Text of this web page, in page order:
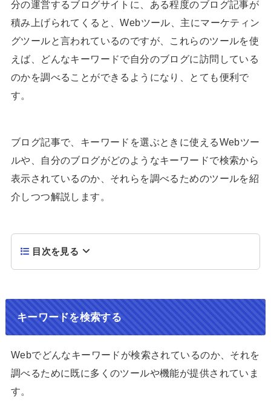
分の運営するブログサイトに、ある程度のブログ記事が
積み上げられてくると、Webツール、主にマーケティン
グツールと言われているのですが、これらのツールを使
えば、どんなキーワードで自分のブログに訪問している
のかを調べることができるようになり、とても便利で
す。
ブログ記事で、キーワードを選ぶときに使えるWebツー
ルや、自分のブログがどのようなキーワードで検索から
表示されているのか、それらを調べるためのツールを紹
介しつつ解説します。
目次を見る
キーワードを検索する
Webでどんなキーワードが検索されているのか、それを
調べるために既に多くのツールや機能が提供されていま
す。